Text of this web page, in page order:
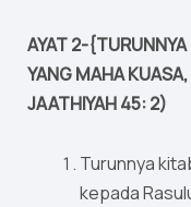
AYAT 2-
YANG MAHA
JAATHIYAH 45: 2)
Turunnya
kepada